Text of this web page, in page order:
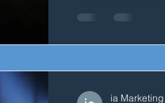
ia Marketing